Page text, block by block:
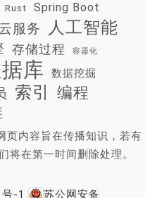
Rust Spring Boot
云服务 人工智能
存储过程 容器化
库 数据挖掘
索引 编程
页内容旨在传播知识，若有
将在第一时间删除处理。
-1 苏公网安备